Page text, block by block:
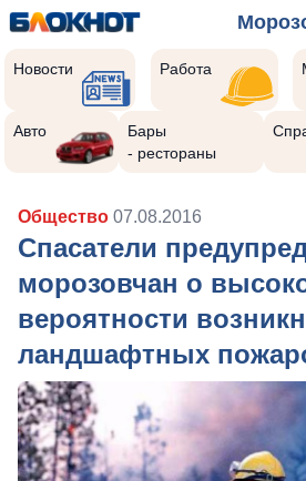
Новости Работа
Авто
Бары
- рестораны
Общество 07.08.2016
Спасатели
морозовчан о
вероятности
ландшафтных